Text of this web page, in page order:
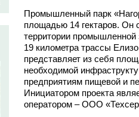
Промышленный парк
площадью 14 гектаров. Он
территории
19 километра трассы
представляет из себя
необходимой
предприятиям пищевой и
Инициатором проекта
оператором – ООО